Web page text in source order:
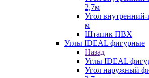
2,7м
Угол внутренний-
м
Штапик ПВХ
Углы IDEAL фигурные
Назад
Углы IDEAL
Угол наружный